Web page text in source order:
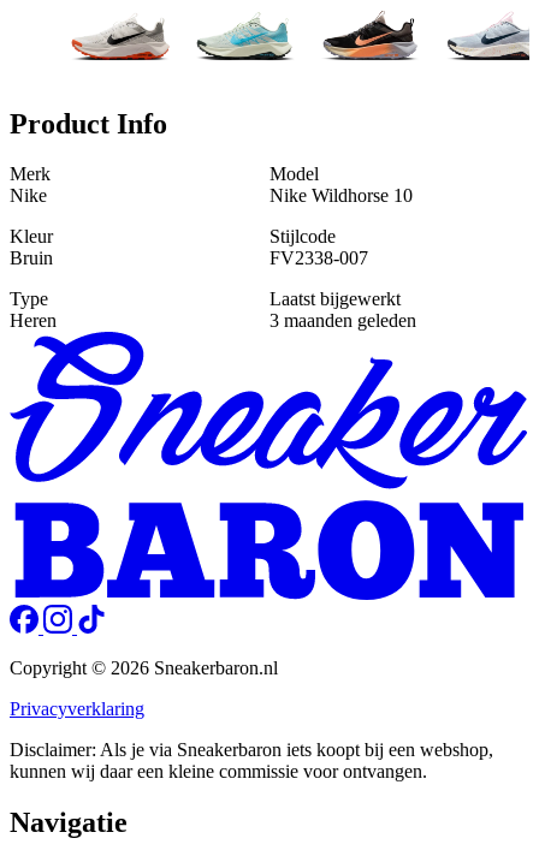
Product Info
Merk
Nike
Model
Nike Wildhorse 10
Kleur
Bruin
Stijlcode
FV2338-007
Type
Heren
Laatst bijgewerkt
3 maanden geleden
Copyright © 2026 Sneakerbaron.nl
Privacyverklaring
Disclaimer: Als je via Sneakerbaron iets koopt bij een webshop,
kunnen wij daar een kleine commissie voor ontvangen.
Navigatie